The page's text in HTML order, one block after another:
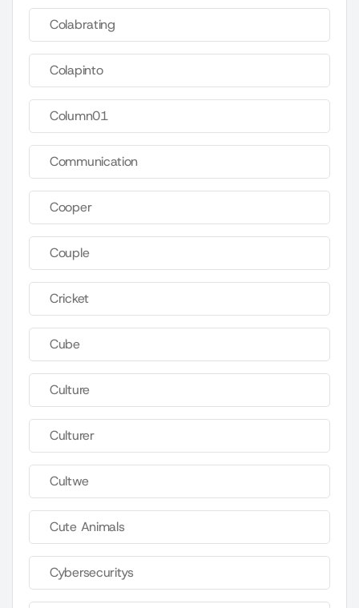
Colabrating
Colapinto
Column01
Communication
Cooper
Couple
Cricket
Cube
Culture
Culturer
Cultwe
Cute Animals
Cybersecuritys